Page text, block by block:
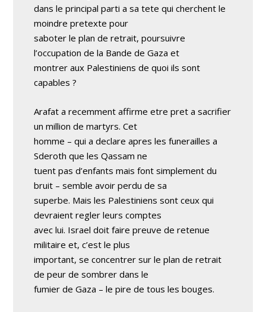
dans le principal parti a sa tete qui cherchent le
moindre pretexte pour
saboter le plan de retrait, poursuivre
l’occupation de la Bande de Gaza et
montrer aux Palestiniens de quoi ils sont
capables ?
Arafat a recemment affirme etre pret a sacrifier
un million de martyrs. Cet
homme – qui a declare apres les funerailles a
Sderoth que les Qassam ne
tuent pas d’enfants mais font simplement du
bruit – semble avoir perdu de sa
superbe. Mais les Palestiniens sont ceux qui
devraient regler leurs comptes
avec lui. Israel doit faire preuve de retenue
militaire et, c’est le plus
important, se concentrer sur le plan de retrait
de peur de sombrer dans le
fumier de Gaza – le pire de tous les bouges.